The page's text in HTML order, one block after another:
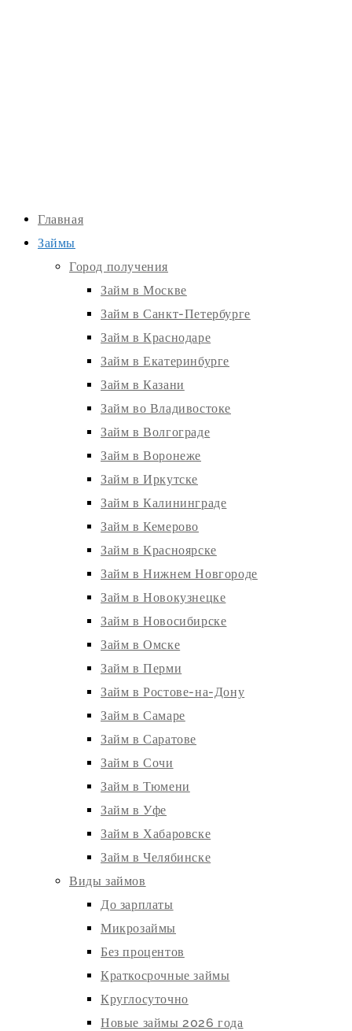
Главная
Займы
Город получения
Займ в Москве
Займ в Санкт-Петербурге
Займ в Краснодаре
Займ в Екатеринбурге
Займ в Казани
Займ во Владивостоке
Займ в Волгограде
Займ в Воронеже
Займ в Иркутске
Займ в Калининграде
Займ в Кемерово
Займ в Красноярске
Займ в Нижнем Новгороде
Займ в Новокузнецке
Займ в Новосибирске
Займ в Омске
Займ в Перми
Займ в Ростове-на-Дону
Займ в Самаре
Займ в Саратове
Займ в Сочи
Займ в Тюмени
Займ в Уфе
Займ в Хабаровске
Займ в Челябинске
Виды займов
До зарплаты
Микрозаймы
Без процентов
Краткосрочные займы
Круглосуточно
Новые займы 2026 года